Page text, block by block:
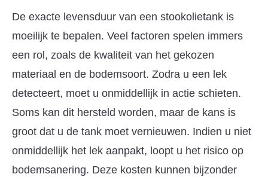
De exacte levensduur van een stookolietank is
moeilijk te bepalen. Veel factoren spelen immers
een rol, zoals de kwaliteit van het gekozen
materiaal en de bodemsoort. Zodra u een lek
detecteert, moet u onmiddellijk in actie schieten.
Soms kan dit hersteld worden, maar de kans is
groot dat u de tank moet vernieuwen. Indien u niet
onmiddellijk het lek aanpakt, loopt u het risico op
bodemsanering. Deze kosten kunnen bijzonder